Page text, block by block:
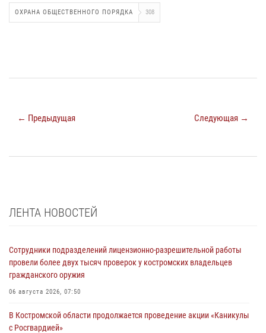
ОХРАНА ОБЩЕСТВЕННОГО ПОРЯДКА 308
← Предыдущая Следующая →
ЛЕНТА НОВОСТЕЙ
Сотрудники подразделений лицензионно-разрешительной работы
провели более двух тысяч проверок у костромских владельцев
гражданского оружия
06 августа 2026, 07:50
В Костромской области продолжается проведение акции «Каникулы
с Росгвардией»